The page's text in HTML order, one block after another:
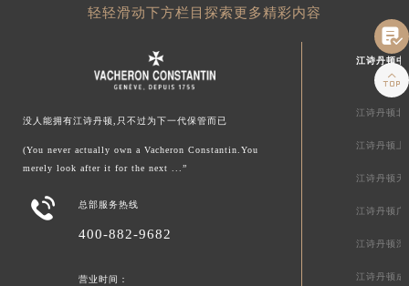
轻轻滑动下方栏目探索更多精彩内容
没人能拥有江诗丹顿,只不过为下一代保管而已
(You never actually own a Vacheron Constantin.You
merely look after it for the next ...”
 总部服务热线
400-882-9682
营业时间：
江诗丹顿中
江诗丹顿北
江诗丹顿上
江诗丹顿天
江诗丹顿广
江诗丹顿深
江诗丹顿成

